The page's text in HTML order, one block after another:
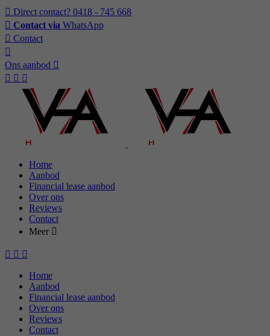
Direct contact? 0418 - 745 668
Contact via WhatsApp
Contact
Ons aanbod
Home
Aanbod
Financial lease aanbod
Over ons
Reviews
Contact
Meer
Home
Aanbod
Financial lease aanbod
Over ons
Reviews
Contact